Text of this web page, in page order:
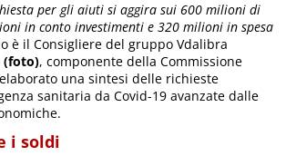
per gli aiuti si aggira sui 600 milioni di
in conto investimenti e 320 milioni in spesa
è il Consigliere del gruppo Vdalibra
(foto), componente della Commissione
una sintesi delle richieste
sanitaria da Covid-19 avanzate dalle
i soldi